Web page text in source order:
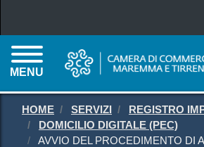
MENU
HOME SERVIZI
REGISTRO
DOMICILIO DIGITALE (PEC)
AVVIO DEL PROCEDIMENTO DI